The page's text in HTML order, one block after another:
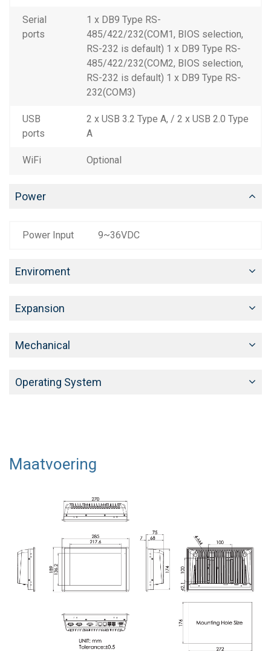
Serial
ports
1 x DB9 Type RS-
485/422/232(COM1, BIOS selection,
RS-232 is default) 1 x DB9 Type RS-
485/422/232(COM2, BIOS selection,
RS-232 is default) 1 x DB9 Type RS-
232(COM3)
USB
ports
2 x USB 3.2 Type A, / 2 x USB 2.0 Type
A
WiFi Optional
Power
Power Input 9~36VDC
Enviroment
Expansion
Mechanical
Operating System
Maatvoering